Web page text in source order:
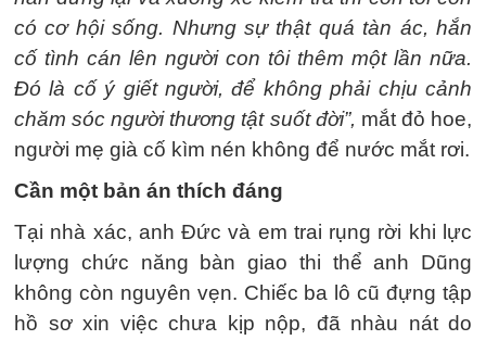
có cơ hội sống. Nhưng sự thật quá tàn ác, hắn
cố tình cán lên người con tôi thêm một lần nữa.
Đó là cố ý giết người, để không phải chịu cảnh
chăm sóc người thương tật suốt đời”, mắt đỏ hoe,
người mẹ già cố kìm nén không để nước mắt rơi.
Cần một bản án thích đáng
Tại nhà xác, anh Đức và em trai rụng rời khi lực
lượng chức năng bàn giao thi thể anh Dũng
không còn nguyên vẹn. Chiếc ba lô cũ đựng tập
hồ sơ xin việc chưa kịp nộp, đã nhàu nát do